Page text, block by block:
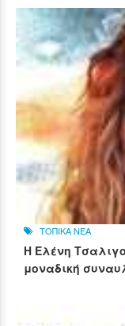
ΤΟΠΙΚΑ ΝΕΑ
Η Ελένη
μοναδική